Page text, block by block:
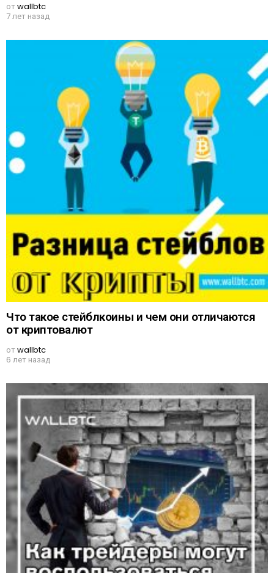
отwallbtc
7 лет назад
Что такое стейблкоины и чем они отличаются
от криптовалют
отwallbtc
6 лет назад